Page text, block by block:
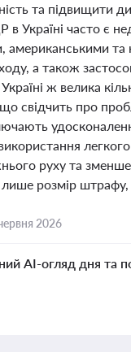
та підвищити
Україні часто є
американськими
а також
ж велика
свідчить про
руху та
розмір штрафу,
2026
AI-огляд дня та